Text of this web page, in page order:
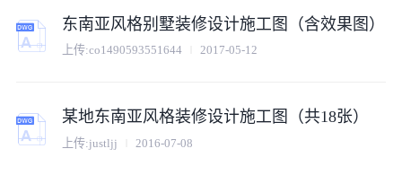
东南亚风格别墅装修设计施工图（含效果图）
上传:co1490593551644 2017-05-12
某地东南亚风格装修设计施工图（共18张）
上传:justljj 2016-07-08